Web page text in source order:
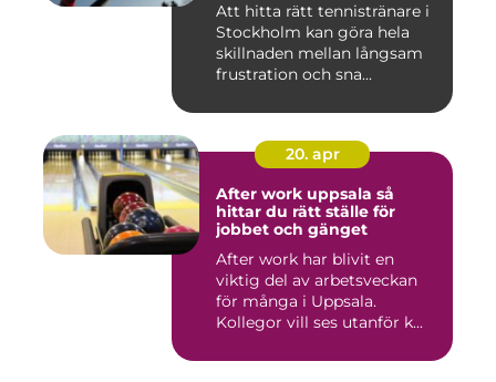
Att hitta rätt tennistränare i
Stockholm kan göra hela
skillnaden mellan långsam
frustration och sna...
20. apr
After work uppsala så
hittar du rätt ställe för
jobbet och gänget
After work har blivit en
viktig del av arbetsveckan
för många i Uppsala.
Kollegor vill ses utanför k...